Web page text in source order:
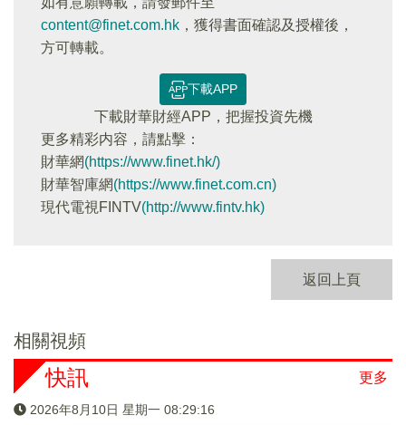
content@finet.com.hk ，獲得書面確認及授權後，
方可轉載。
下載APP
下載財華財經APP，把握投資先機
更多精彩内容，請點擊：
財華網(https://www.finet.hk/)
財華智庫網(https://www.finet.com.cn)
現代電視FINTV(http://www.fintv.hk)
返回上頁
相關視頻
更多
快訊
2026年8月10日 星期一 08:29:16